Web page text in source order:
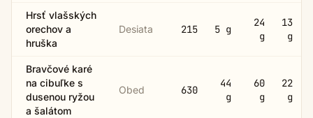
Hrsť vlašských
orechov a
hruška
Desiata 215 5 g
24
g
13
g
Bravčové karé
na cibuľke s
dusenou ryžou
a šalátom
Obed 630
44
g
60
g
22
g